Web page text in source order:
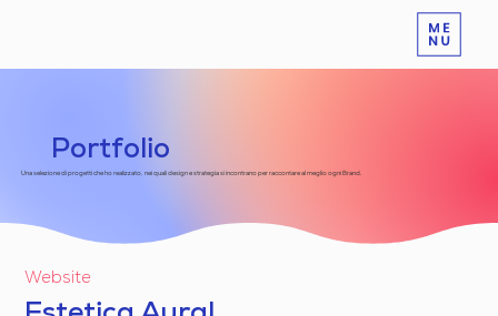
Website
Portfolio
Una selezione di progetti che ho realizzato, nei quali design e strategia si incontrano per raccontare al meglio ogni Brand.